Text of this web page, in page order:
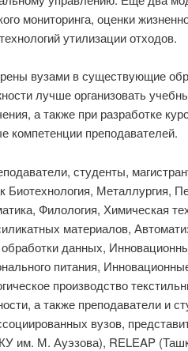
мониторинга, оценки
утилизации отходов.
вузами в существующие
лучше организовать
а также при разработке
компетенции преподавателей.
студенты,
Биотехнология, Металлургия,
Филология, Химическая
материалов,
данных,
питания,
производство
а также преподаватели и
вузов,
им. М. Ауэзова), RELEAP